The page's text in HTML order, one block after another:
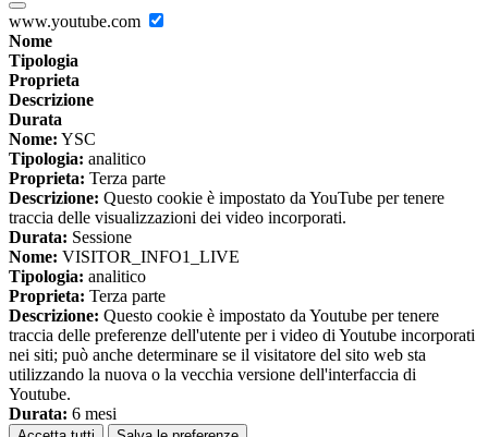
www.youtube.com
Nome
Tipologia
Proprieta
Descrizione
Durata
Nome: YSC
Tipologia: analitico
Proprieta: Terza parte
Descrizione: Questo cookie è impostato da YouTube per tenere
traccia delle visualizzazioni dei video incorporati.
Durata: Sessione
Nome: VISITOR_INFO1_LIVE
Tipologia: analitico
Proprieta: Terza parte
Descrizione: Questo cookie è impostato da Youtube per tenere
traccia delle preferenze dell'utente per i video di Youtube incorporati
nei siti; può anche determinare se il visitatore del sito web sta
utilizzando la nuova o la vecchia versione dell'interfaccia di
Youtube.
Durata: 6 mesi